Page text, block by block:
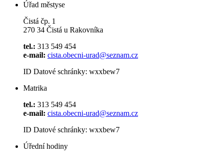
Úřad městyse
Čistá čp. 1
270 34 Čistá u Rakovníka
tel.: 313 549 454
e-mail: cista.obecni-urad@seznam.cz
ID Datové schránky: wxxbew7
Matrika
tel.: 313 549 454
e-mail: cista.obecni-urad@seznam.cz
ID Datové schránky: wxxbew7
Úřední hodiny